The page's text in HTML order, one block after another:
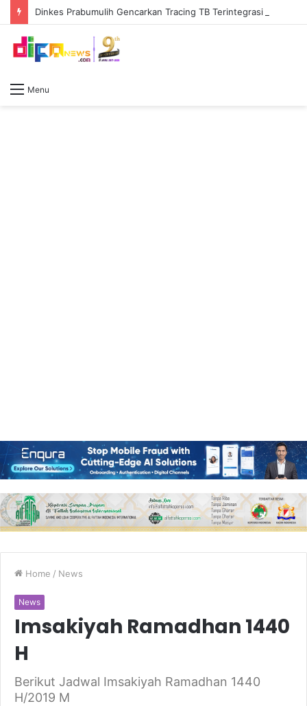
Menu
Home / News
News
Imsakiyah Ramadhan 1440
H
Berikut Jadwal Imsakiyah Ramadhan 1440
H/2019 M